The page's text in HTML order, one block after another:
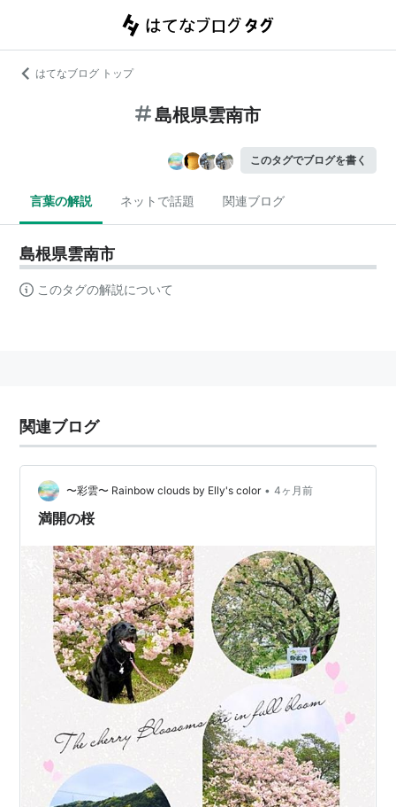
はてなブログ トップ
島根県雲南市
このタグでブログを書く
言葉の解説 ネットで話題 関連ブログ
島根県雲南市
このタグの解説について
関連ブログ
〜彩雲〜 Rainbow clouds by Elly's color • 4ヶ月前
満開の桜